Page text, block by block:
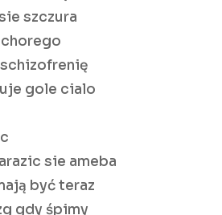
szczura
gole cialo
sie ameba
być teraz
gdy śpimy